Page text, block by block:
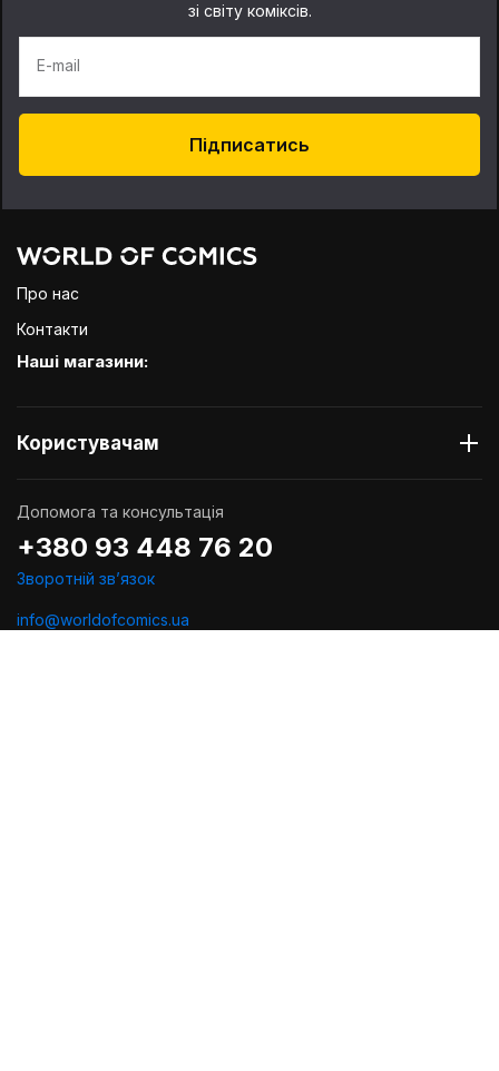
зі світу коміксів.
E-mail
Підписатись
Про нас
Контакти
Наші магазини:
Користувачам
Допомога та консультація
+380 93 448 76 20
Зворотній звʼязок
info@worldofcomics.ua